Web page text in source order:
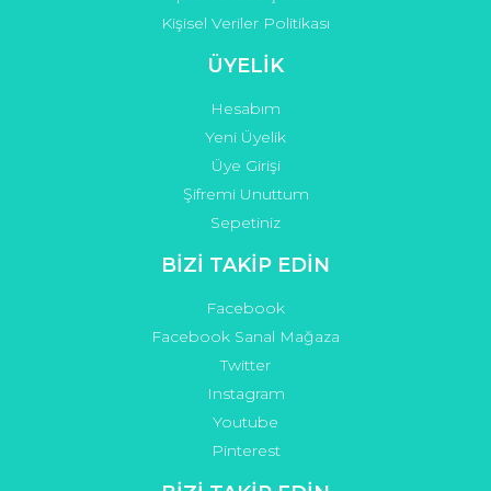
Kişisel Veriler Politikası
ÜYELİK
Hesabım
Yeni Üyelik
Üye Girişi
Şifremi Unuttum
Sepetiniz
BİZİ TAKİP EDİN
Facebook
Facebook Sanal Mağaza
Twitter
Instagram
Youtube
Pinterest